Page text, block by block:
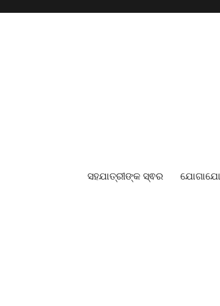
ସହଯାତ୍ରୀଙ୍କ ସ୍ଵର